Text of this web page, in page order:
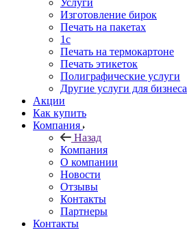
Услуги
Изготовление бирок
Печать на пакетах
1c
Печать на термокартоне
Печать этикеток
Полиграфические услуги
Другие услуги для бизнеса
Акции
Как купить
Компания
Назад
Компания
О компании
Новости
Отзывы
Контакты
Партнеры
Контакты